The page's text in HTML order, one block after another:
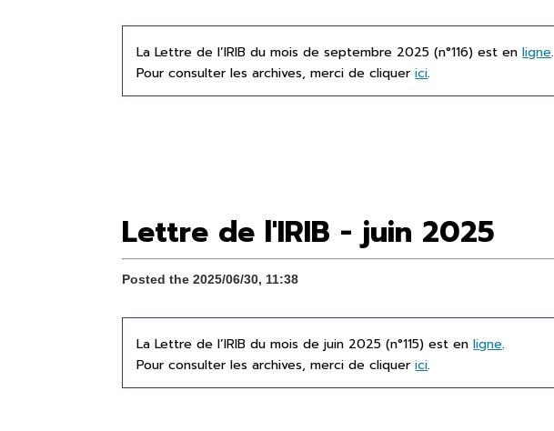
La Lettre de l’IRIB du mois de septembre 2025 (n°116) est enligne.
Pour consulter les archives, merci de cliquerici.
Lettre de l'IRIB - juin 2025
Posted the 2025/06/30, 11:38
La Lettre de l’IRIB du mois de juin 2025 (n°115) est enligne.
Pour consulter les archives, merci de cliquerici.